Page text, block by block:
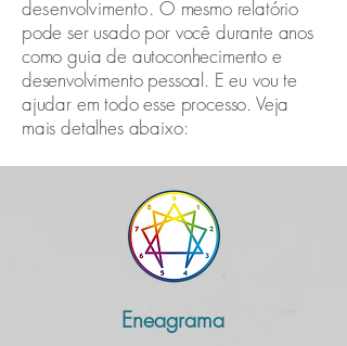
desenvolvimento. O mesmo relatório
pode ser usado por você durante anos
como guia de autoconhecimento e
desenvolvimento pessoal. E eu vou te
ajudar em todo esse processo. Veja
mais detalhes abaixo:
Eneagrama